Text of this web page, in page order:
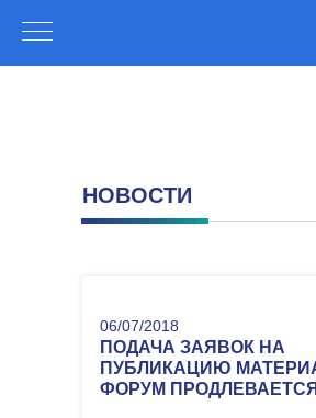
НОВОСТИ
ПОДАЧА ЗАЯВОК НА
ПУБЛИКАЦИЮ
ФОРУМ ПРОДЛЕВАЕТСЯ
06/07/2018